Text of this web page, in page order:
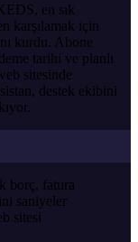
en sık
karşılamak için
kurdu. Abone
tarihi ve planlı
sitesinde
destek ekibini
borç, fatura
saniyeler
sitesi